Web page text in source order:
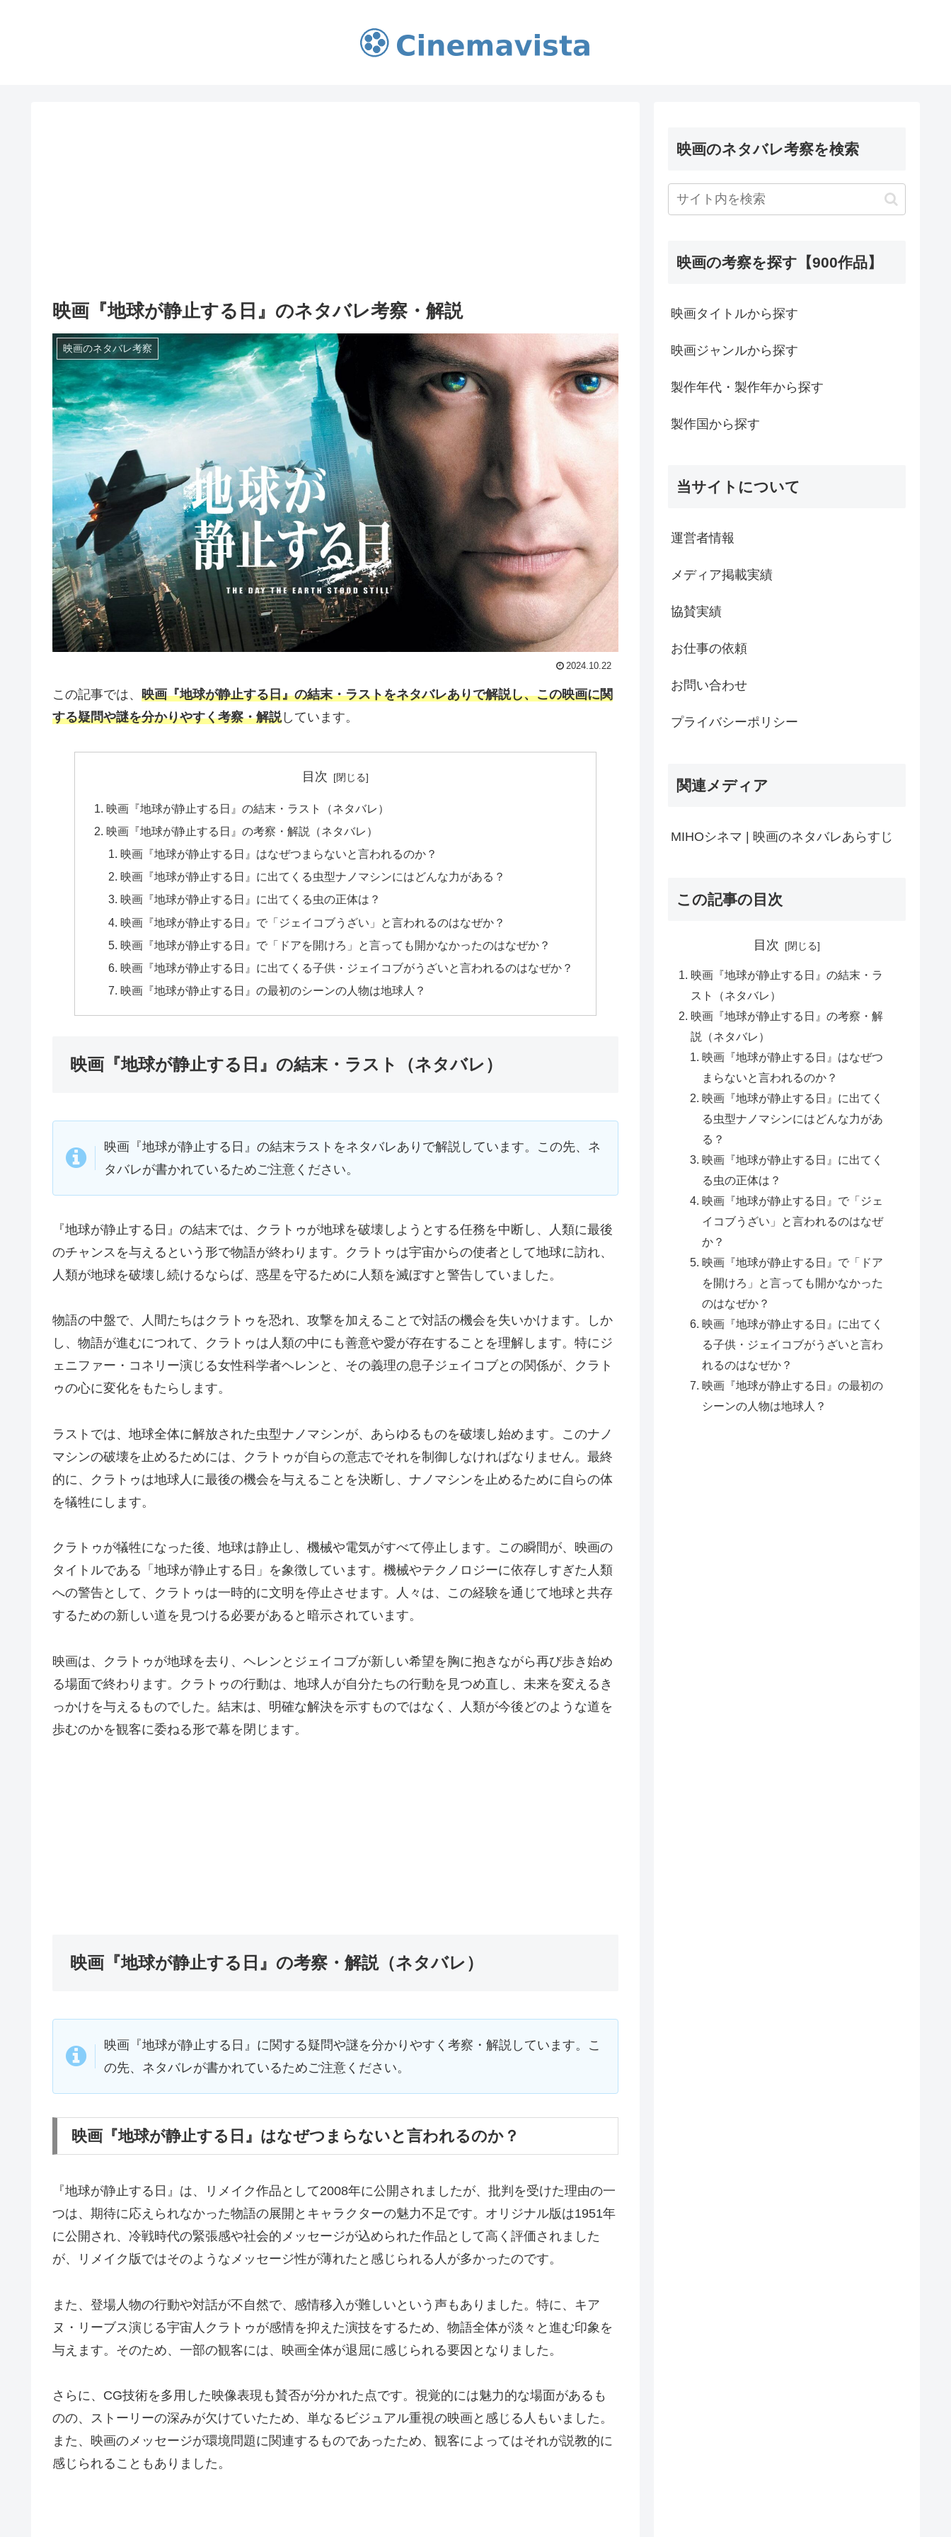
映画『地球が静止する日』のネタバレ考察・解説
映画のネタバレ考察
2024.10.22
この記事では、 映画『地球が静止する日』の結末・ラストをネタバレありで解説し、この映画に関
する疑問や謎を分かりやすく考察・解説しています。
目次
映画『地球が静止する日』の結末・ラスト（ネタバレ）
映画『地球が静止する日』の考察・解説（ネタバレ）
映画『地球が静止する日』はなぜつまらないと言われるのか？
映画『地球が静止する日』に出てくる虫型ナノマシンにはどんな力がある？
映画『地球が静止する日』に出てくる虫の正体は？
映画『地球が静止する日』で「ジェイコブうざい」と言われるのはなぜか？
映画『地球が静止する日』で「ドアを開けろ」と言っても開かなかったのはなぜか？
映画『地球が静止する日』に出てくる子供・ジェイコブがうざいと言われるのはなぜか？
映画『地球が静止する日』の最初のシーンの人物は地球人？
映画『地球が静止する日』の結末・ラスト（ネタバレ）
映画『地球が静止する日』の結末ラストをネタバレありで解説しています。この先、ネ
タバレが書かれているためご注意ください。
『地球が静止する日』の結末では、クラトゥが地球を破壊しようとする任務を中断し、人類に最後
のチャンスを与えるという形で物語が終わります。クラトゥは宇宙からの使者として地球に訪れ、
人類が地球を破壊し続けるならば、惑星を守るために人類を滅ぼすと警告していました。
物語の中盤で、人間たちはクラトゥを恐れ、攻撃を加えることで対話の機会を失いかけます。しか
し、物語が進むにつれて、クラトゥは人類の中にも善意や愛が存在することを理解します。特にジ
ェニファー・コネリー演じる女性科学者ヘレンと、その義理の息子ジェイコブとの関係が、クラト
ゥの心に変化をもたらします。
ラストでは、地球全体に解放された虫型ナノマシンが、あらゆるものを破壊し始めます。このナノ
マシンの破壊を止めるためには、クラトゥが自らの意志でそれを制御しなければなりません。最終
的に、クラトゥは地球人に最後の機会を与えることを決断し、ナノマシンを止めるために自らの体
を犠牲にします。
クラトゥが犠牲になった後、地球は静止し、機械や電気がすべて停止します。この瞬間が、映画の
タイトルである「地球が静止する日」を象徴しています。機械やテクノロジーに依存しすぎた人類
への警告として、クラトゥは一時的に文明を停止させます。人々は、この経験を通じて地球と共存
するための新しい道を見つける必要があると暗示されています。
映画は、クラトゥが地球を去り、ヘレンとジェイコブが新しい希望を胸に抱きながら再び歩き始め
る場面で終わります。クラトゥの行動は、地球人が自分たちの行動を見つめ直し、未来を変えるき
っかけを与えるものでした。結末は、明確な解決を示すものではなく、人類が今後どのような道を
歩むのかを観客に委ねる形で幕を閉じます。
映画『地球が静止する日』の考察・解説（ネタバレ）
映画『地球が静止する日』に関する疑問や謎を分かりやすく考察・解説しています。こ
の先、ネタバレが書かれているためご注意ください。
映画『地球が静止する日』はなぜつまらないと言われるのか？
『地球が静止する日』は、リメイク作品として2008年に公開されましたが、批判を受けた理由の一
つは、期待に応えられなかった物語の展開とキャラクターの魅力不足です。オリジナル版は1951年
に公開され、冷戦時代の緊張感や社会的メッセージが込められた作品として高く評価されました
が、リメイク版ではそのようなメッセージ性が薄れたと感じられる人が多かったのです。
また、登場人物の行動や対話が不自然で、感情移入が難しいという声もありました。特に、キア
ヌ・リーブス演じる宇宙人クラトゥが感情を抑えた演技をするため、物語全体が淡々と進む印象を
与えます。そのため、一部の観客には、映画全体が退屈に感じられる要因となりました。
さらに、CG技術を多用した映像表現も賛否が分かれた点です。視覚的には魅力的な場面があるも
のの、ストーリーの深みが欠けていたため、単なるビジュアル重視の映画と感じる人もいました。
また、映画のメッセージが環境問題に関連するものであったため、観客によってはそれが説教的に
感じられることもありました。
映画のネタバレ考察を検索
映画の考察を探す【900作品】
映画タイトルから探す
映画ジャンルから探す
製作年代・製作年から探す
製作国から探す
当サイトについて
運営者情報
メディア掲載実績
協賛実績
お仕事の依頼
お問い合わせ
プライバシーポリシー
関連メディア
MIHOシネマ | 映画のネタバレあらすじ
この記事の目次
目次
映画『地球が静止する日』の結末・ラ
スト（ネタバレ）
映画『地球が静止する日』の考察・解
説（ネタバレ）
映画『地球が静止する日』はなぜつ
まらないと言われるのか？
映画『地球が静止する日』に出てく
る虫型ナノマシンにはどんな力があ
る？
映画『地球が静止する日』に出てく
る虫の正体は？
映画『地球が静止する日』で「ジェ
イコブうざい」と言われるのはなぜ
か？
映画『地球が静止する日』で「ドア
を開けろ」と言っても開かなかった
のはなぜか？
映画『地球が静止する日』に出てく
る子供・ジェイコブがうざいと言わ
れるのはなぜか？
映画『地球が静止する日』の最初の
シーンの人物は地球人？